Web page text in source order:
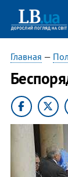
Главная —